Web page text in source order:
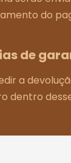
do
de
a
dentro